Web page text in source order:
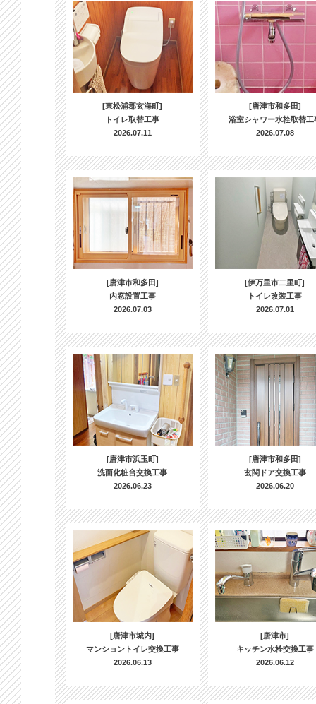
[東松浦郡玄海町]
トイレ取替工事
2026.07.11
[唐津市和多田]
浴室シャワー水栓取替工
2026.07.08
[唐津市和多田]
内窓設置工事
2026.07.03
[伊万里市二里町]
トイレ改装工事
2026.07.01
[唐津市浜玉町]
洗面化粧台交換工事
2026.06.23
[唐津市和多田]
玄関ドア交換工事
2026.06.20
[唐津市城内]
マンショントイレ交換工事
2026.06.13
[唐津市]
キッチン水栓交換工事
2026.06.12